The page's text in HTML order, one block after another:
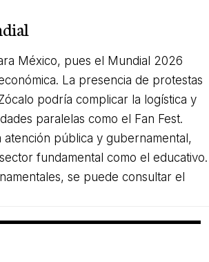
México, pues el Mundial 2026
La presencia de protestas
podría complicar la logística y
paralelas como el Fan Fest.
pública y gubernamental,
fundamental como el educativo.
se puede consultar el